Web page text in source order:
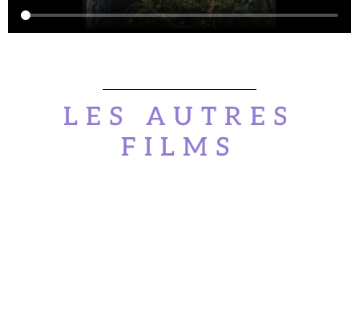
LES AUTRES
FILMS